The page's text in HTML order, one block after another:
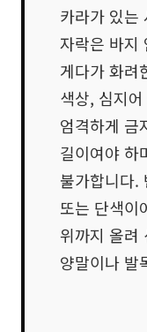
카라가 있는
자락은 바지
게다가 화려
색상, 심지
엄격하게 금
길이여야 하
불가합니다.
또는 단색이
위까지 올려
양말이나 발